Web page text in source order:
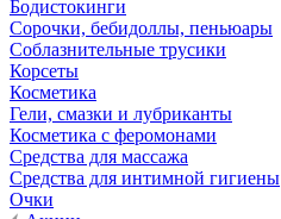
Бодистокинги
Сорочки, бебидоллы, пеньюары
Соблазнительные трусики
Корсеты
Косметика
Гели, смазки и лубриканты
Косметика с феромонами
Средства для массажа
Средства для интимной гигиены
Очки